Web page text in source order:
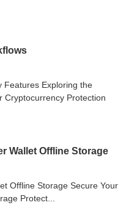
Features Exploring the
Cryptocurrency Protection
Wallet Offline Storage
Offline Storage Secure Your
Protect...